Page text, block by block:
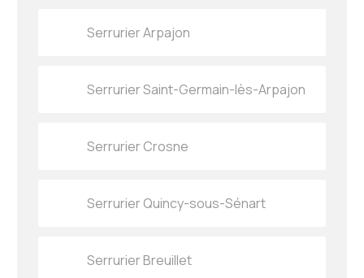
Serrurier Arpajon
Serrurier Saint-Germain-lès-Arpajon
Serrurier Crosne
Serrurier Quincy-sous-Sénart
Serrurier Breuillet